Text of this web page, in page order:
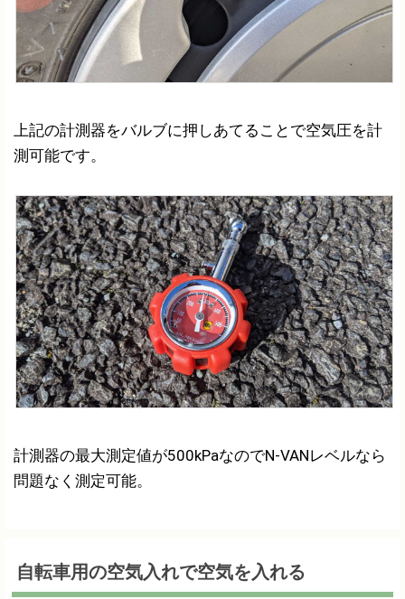
上記の計測器をバルブに押しあてることで空気圧を計
測可能です。
計測器の最大測定値が500kPaなのでN-VANレベルなら
問題なく測定可能。
自転車用の空気入れで空気を入れる